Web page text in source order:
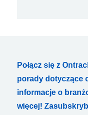
Połącz się z
porady dotyczące
informacje o
więcej!